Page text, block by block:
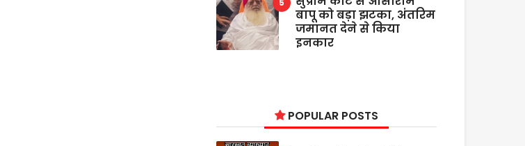
बापू को बड़ा झटका, अंतरिम
जमानत देने से किया
इनकार
POPULAR POSTS